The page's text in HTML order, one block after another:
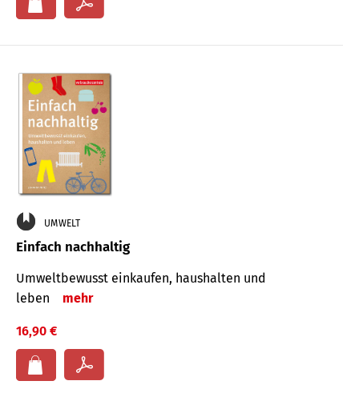
UMWELT
Einfach nachhaltig
Umweltbewusst einkaufen, haushalten und
leben
mehr
16,90 €